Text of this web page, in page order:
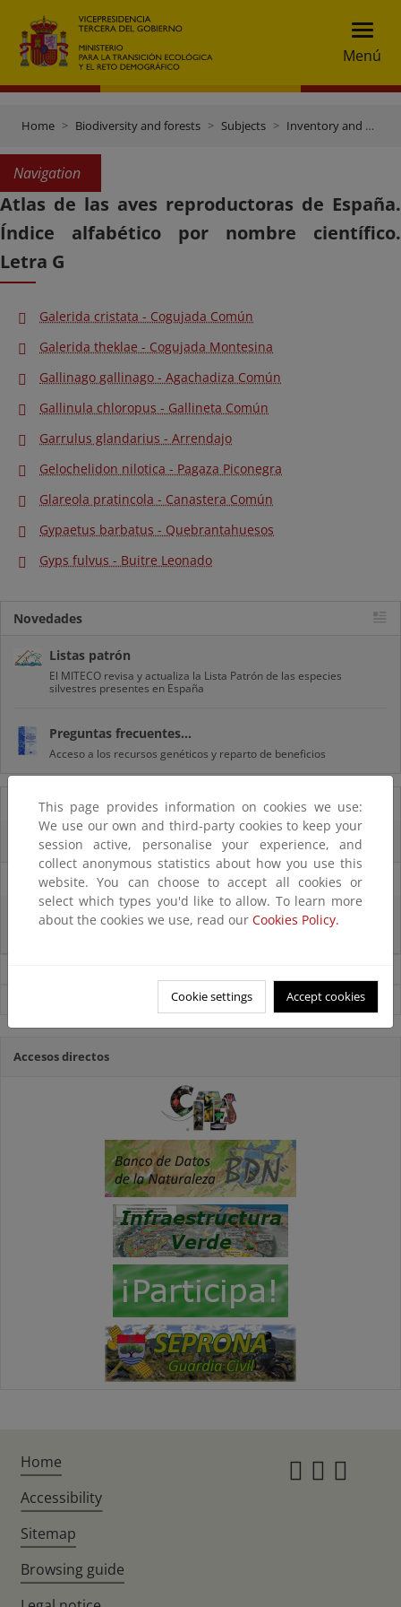
Menú
Home Biodiversity and forests Subjects Inventory and data gateway
Navigation
Atlas de las aves reproductoras de España.
Índice alfabético por nombre científico.
Letra G
Galerida cristata - Cogujada Común
Galerida theklae - Cogujada Montesina
Gallinago gallinago - Agachadiza Común
Gallinula chloropus - Gallineta Común
Garrulus glandarius - Arrendajo
Gelochelidon nilotica - Pagaza Piconegra
Glareola pratincola - Canastera Común
Gypaetus barbatus - Quebrantahuesos
Gyps fulvus - Buitre Leonado
Novedades
Listas patrón
El MITECO revisa y actualiza la Lista Patrón de las especies
silvestres presentes en España
Preguntas frecuentes...
Acceso a los recursos genéticos y reparto de beneficios
07/08/2025
El censo de aves del Parque Nacional de las Tablas bate récords históricos
27/06/2025
La reunión ministerial de OSPAR refuerza la acción conjunta para proteger
Ver todas las noticias
Accesos directos
This page provides information on cookies we use:
We use our own and third-party cookies to keep your
session active, personalise your experience, and
collect anonymous statistics about how you use this
website. You can choose to accept all cookies or
select which types you'd like to allow. To learn more
about the cookies we use, read our Cookies Policy.
Cookie settings Accept cookies
Home
Accessibility
Sitemap
Browsing guide